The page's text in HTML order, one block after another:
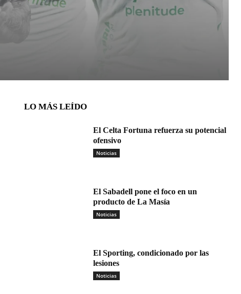
LO MÁS LEÍDO
El Celta Fortuna refuerza su potencial
ofensivo
Noticias
El Sabadell pone el foco en un
producto de La Masía
Noticias
El Sporting, condicionado por las
lesiones
Noticias